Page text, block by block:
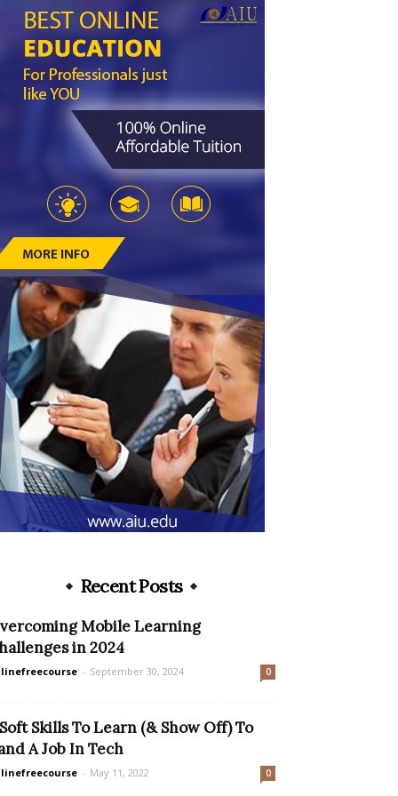
Recent Posts
Mobile Learning
in 2024
- September 30, 2024 0
Skills To Learn (& Show Off) To
A Job In Tech
- May 11, 2022 0